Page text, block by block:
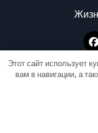
Этот сайт использует
вам в навигации, а